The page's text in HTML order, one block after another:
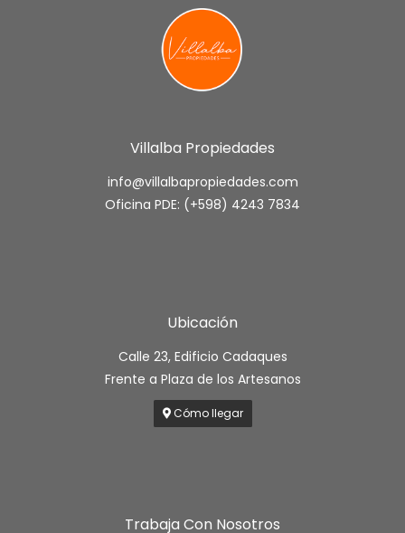
Villalba Propiedades
info@villalbapropiedades.com
Oficina PDE: (+598) 4243 7834
Ubicación
Calle 23, Edificio Cadaques
Frente a Plaza de los Artesanos
Cómo llegar
Trabaja Con Nosotros